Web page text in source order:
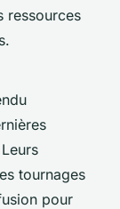
ressources
tournages
pour